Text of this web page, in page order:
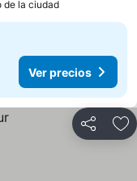
de la ciudad
Ver precios
Compartir